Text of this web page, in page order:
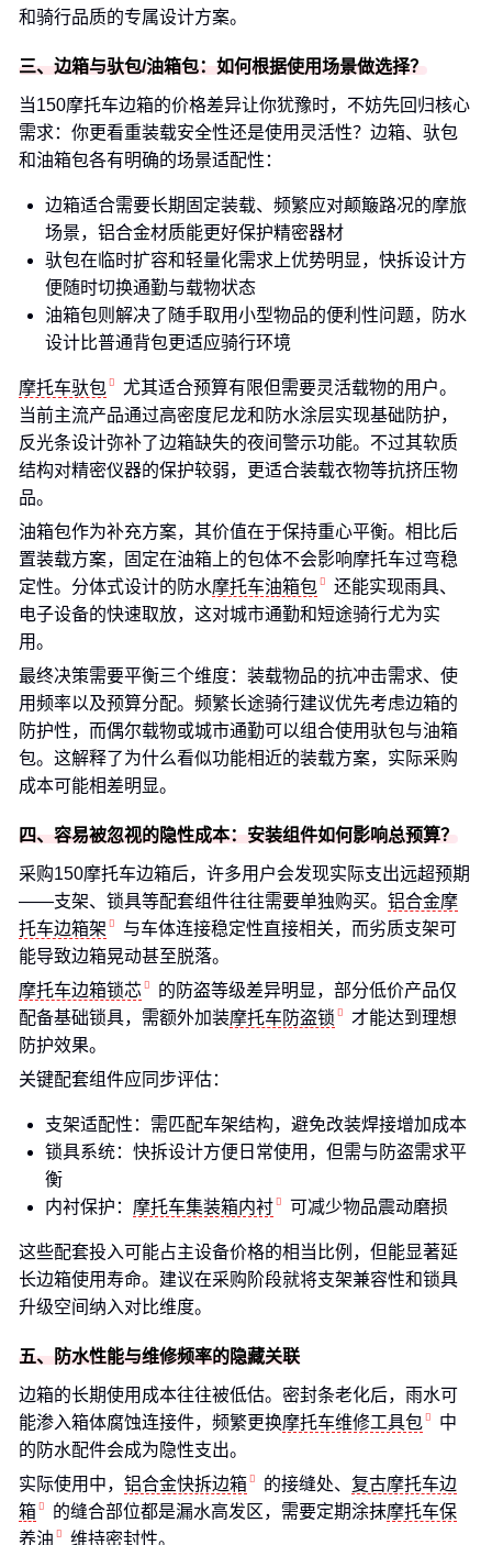
和骑行品质的专属设计方案。
三、边箱与驮包/油箱包：如何根据使用场景做选择？
当150摩托车边箱的价格差异让你犹豫时，不妨先回归核心
需求：你更看重装载安全性还是使用灵活性？边箱、驮包
和油箱包各有明确的场景适配性：
边箱适合需要长期固定装载、频繁应对颠簸路况的摩旅
场景，铝合金材质能更好保护精密器材
驮包在临时扩容和轻量化需求上优势明显，快拆设计方
便随时切换通勤与载物状态
油箱包则解决了随手取用小型物品的便利性问题，防水
设计比普通背包更适应骑行环境
摩托车驮包
尤其适合预算有限但需要灵活载物的用户。
当前主流产品通过高密度尼龙和防水涂层实现基础防护，
反光条设计弥补了边箱缺失的夜间警示功能。不过其软质
结构对精密仪器的保护较弱，更适合装载衣物等抗挤压物
品。
油箱包作为补充方案，其价值在于保持重心平衡。相比后
置装载方案，固定在油箱上的包体不会影响摩托车过弯稳
定性。分体式设计的防水摩托车油箱包
还能实现雨具、
电子设备的快速取放，这对城市通勤和短途骑行尤为实
用。
最终决策需要平衡三个维度：装载物品的抗冲击需求、使
用频率以及预算分配。频繁长途骑行建议优先考虑边箱的
防护性，而偶尔载物或城市通勤可以组合使用驮包与油箱
包。这解释了为什么看似功能相近的装载方案，实际采购
成本可能相差明显。
四、容易被忽视的隐性成本：安装组件如何影响总预算？
采购150摩托车边箱后，许多用户会发现实际支出远超预期
——支架、锁具等配套组件往往需要单独购买。 铝合金摩
托车边箱架
与车体连接稳定性直接相关，而劣质支架可
能导致边箱晃动甚至脱落。
摩托车边箱锁芯
的防盗等级差异明显，部分低价产品仅
配备基础锁具，需额外加装摩托车防盗锁
才能达到理想
防护效果。
关键配套组件应同步评估：
支架适配性：需匹配车架结构，避免改装焊接增加成本
锁具系统：快拆设计方便日常使用，但需与防盗需求平
衡
内衬保护： 摩托车集装箱内衬 可减少物品震动磨损
这些配套投入可能占主设备价格的相当比例，但能显著延
长边箱使用寿命。建议在采购阶段就将支架兼容性和锁具
升级空间纳入对比维度。
五、防水性能与维修频率的隐藏关联
边箱的长期使用成本往往被低估。密封条老化后，雨水可
能渗入箱体腐蚀连接件，频繁更换摩托车维修工具包
中
的防水配件会成为隐性支出。
实际使用中， 铝合金快拆边箱 的接缝处、 复古摩托车边
箱
的缝合部位都是漏水高发区，需要定期涂抹摩托车保
养油
维持密封性。